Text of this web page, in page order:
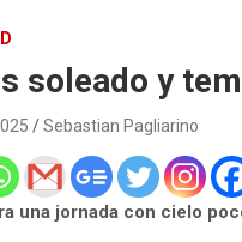
soleado y
Sebastian Pagliarino
una jornada con cielo